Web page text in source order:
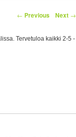
← Previous Next →
Tervetuloa kaikki 2-5 -